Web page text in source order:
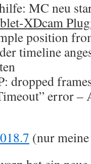
MC neu
XDcam
position
timeline
dropped
error –
(nur